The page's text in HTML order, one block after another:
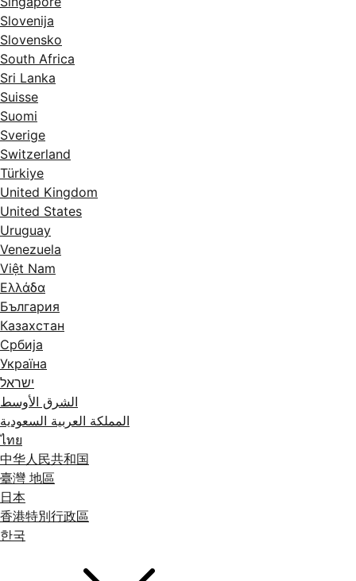
Slovenija
Slovensko
South Africa
Sri Lanka
Suisse
Suomi
Sverige
Switzerland
Türkiye
United Kingdom
United States
Uruguay
Venezuela
Việt Nam
Ελλάδα
България
Казахстан
Србија
Україна
ישראל
الشرق الأوسط
المملكة العربية السعودية
ไทย
中华人民共和国
臺灣 地區
日本
香港特別行政區
한국